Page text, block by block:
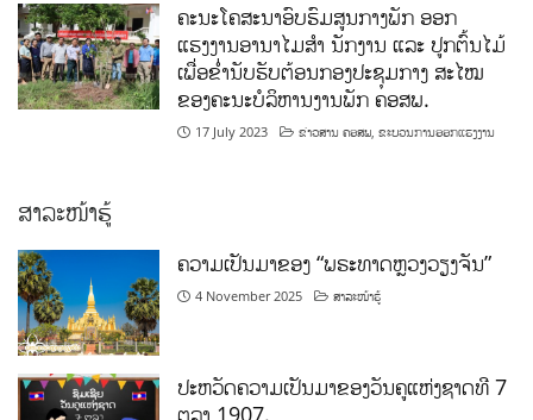
ຄະນະໂຄສະນາອົບຮົມສູນກາງພັກ ອອກ
ແຮງງານອານາໄມສໍາ ນັກງານ ແລະ ປູກຕົ້ນໄມ້
ເພື່ອຂໍ່ານັບຮັບຕ້ອນກອງປະຊຸມກາງ ສະໄໝ
ຂອງຄະນະບໍລິຫານງານພັກ ຄອສພ.
17 July 2023 ຂ່າວສານ ຄອສພ ,ຂະບວນການອອກແຮງງານ
ສາລະໜ້າຮູ້
ຄວາມເປັນມາຂອງ “ພຣະທາດຫຼວງວຽງຈັນ”
4 November 2025 ສາລະໜ້າຮູ້
ປະຫວັດຄວາມເປັນມາຂອງວັນຄູແຫ່ງຊາດທີ 7
ຕຸລາ 1907.